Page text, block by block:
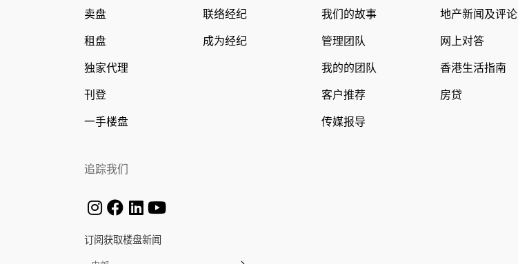
卖盘
租盘
独家代理
刊登
一手楼盘
联络经纪
成为经纪
我们的故事
管理团队
我的的团队
客户推荐
传媒报导
地产新闻及评论
网上对答
香港生活指南
房贷
追踪我们
订阅获取楼盘新闻